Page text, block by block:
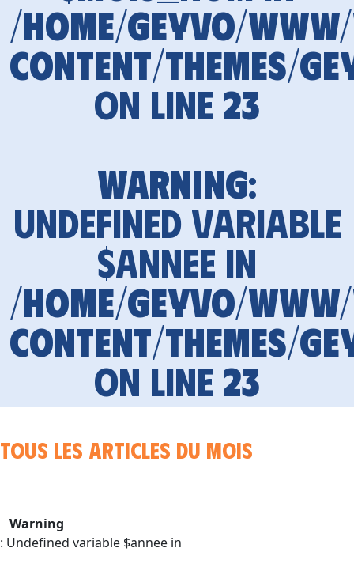
/home/geyvo/
content/themes/
on line 23
Warning:
Undefined variable
$annee in
/home/geyvo/
content/themes/
on line 23
Tous les articles du mois
Warning
: Undefined variable $annee in